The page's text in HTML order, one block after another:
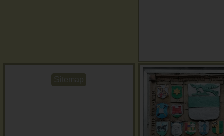
Sitemap